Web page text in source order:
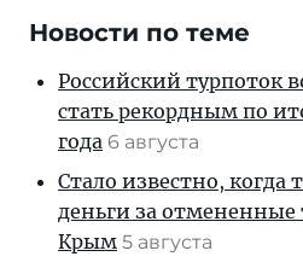
Новости по теме
Российский турпоток
стать рекордным по
года 6 августа
Стало известно, когда
деньги за отмененные
Крым 5 августа